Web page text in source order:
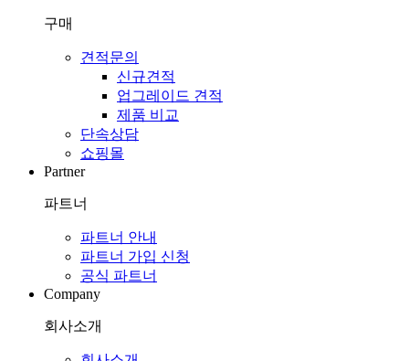
구매
견적문의
신규견적
업그레이드 견적
제품 비교
단속상담
쇼핑몰
Partner
파트너
파트너 안내
파트너 가입 신청
공식 파트너
Company
회사소개